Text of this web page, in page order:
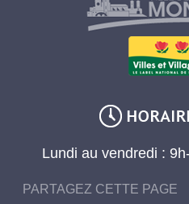
Lundi au vendredi :
PARTAGEZ CETTE PAGE